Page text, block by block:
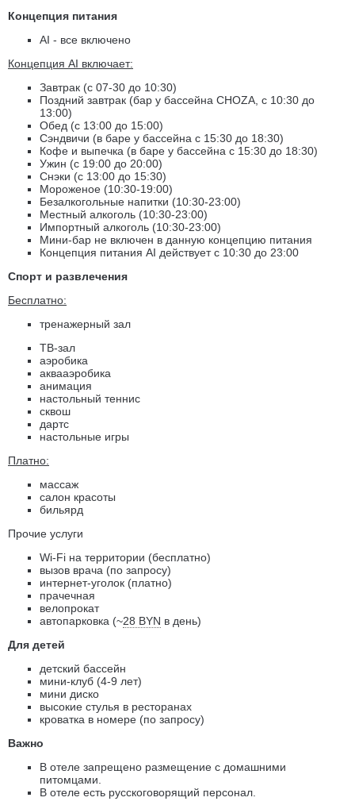
Концепция питания
AI - все включено
Концепция AI включает:
Завтрак (с 07-30 до 10:30)
Поздний завтрак (бар у бассейна CHOZA, с 10:30 до
13:00)
Обед (с 13:00 до 15:00)
Сэндвичи (в баре у бассейна с 15:30 до 18:30)
Кофе и выпечка (в баре у бассейна с 15:30 до 18:30)
Ужин (с 19:00 до 20:00)
Снэки (с 13:00 до 15:30)
Мороженое (10:30-19:00)
Безалкогольные напитки (10:30-23:00)
Местный алкоголь (10:30-23:00)
Импортный алкоголь (10:30-23:00)
Мини-бар не включен в данную концепцию питания
Концепция питания AI действует с 10:30 до 23:00
Спорт и развлечения
Бесплатно:
тренажерный зал
ТВ-зал
аэробика
аквааэробика
анимация
настольный теннис
сквош
дартс
настольные игры
Платно:
массаж
салон красоты
бильярд
Прочие услуги
Wi-Fi на территории (бесплатно)
вызов врача (по запросу)
интернет-уголок (платно)
прачечная
велопрокат
автопарковка (~28 BYN в день)
Для детей
детский бассейн
мини-клуб (4-9 лет)
мини диско
высокие стулья в ресторанах
кроватка в номере (по запросу)
Важно
В отеле запрещено размещение с домашними
питомцами.
В отеле есть русскоговорящий персонал.